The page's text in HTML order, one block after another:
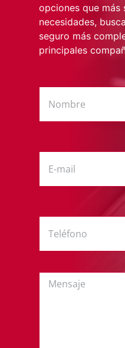
opciones que más
necesidades,
seguro más
principales